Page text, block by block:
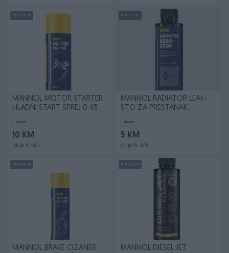
PIK SHOP
MANNOL MOTOR STARTER
HLADNI START SPREJ 0,45
Novo
10 KM
prije 6 sati
PIK SHOP
MANNOL RADIATOR LEAK-
STO ZA PRESTANAK
Novo
5 KM
prije 6 sati
PIK SHOP
MANNOL BRAKE CLEANER
PIK SHOP
MANNOL DIESEL JET